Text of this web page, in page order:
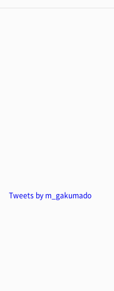
Tweets by m_gakumado